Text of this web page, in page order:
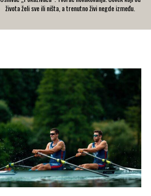
života želi sve ili ništa, a trenutno živi negde između.